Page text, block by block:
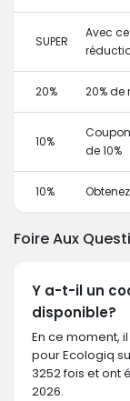
SUPER
Avec
20% 20% de
10%
de 10%
10%
Foire Aux
Y a-t-il un
disponible?
En ce moment,
pour Ecologiq
3252 fois et ont
2026.